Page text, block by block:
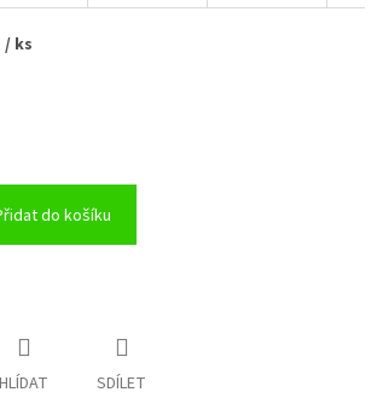
/ ks
do košíku
HLÍDAT SDÍLET